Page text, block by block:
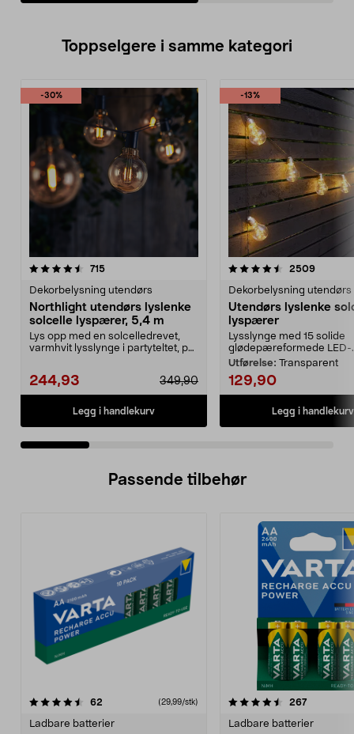
Toppselgere i samme kategori
-30%
715anmeldelser
Dekorbelysning utendørs
Northlight utendørs lyslenke
solcelle lyspærer, 5,4 m
Lys opp med en solcelledrevet,
varmhvit lysslynge i partyteltet, på
244,93 349,90
Legg i handlekurv
-13%
4.5 av 5 stjerner 2509
Dekorbelysning utendørs
Utendørs lyslenke
lyspærer
Lysslynge med 15 solide
glødepæreformede LED-
Utførelse: Transparent
129,90
Legg i handlekurv
4.5 av 5 stjerner
Passende tilbehør
62 (29,99/stk)
Ladbare batterier
4.5av 5 stjerner 267
Ladbare batterier
4.0av 5 stjerner